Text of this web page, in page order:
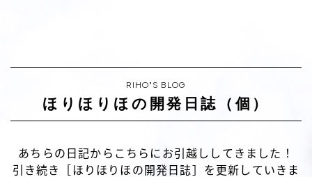
RIHO"S BLOG
ほりほりほの開発日誌（個）
あちらの日記からこちらにお引越ししてきました！
引き続き［ほりほりほの開発日誌］を更新していきま